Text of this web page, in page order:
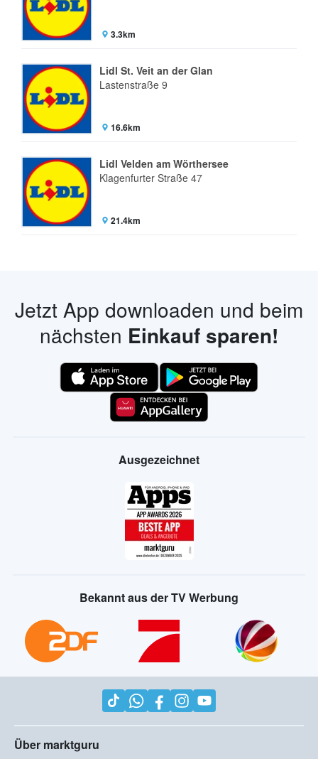
3.3km
Lidl St. Veit an der Glan
Lastenstraße 9
16.6km
Lidl Velden am Wörthersee
Klagenfurter Straße 47
21.4km
Jetzt App downloaden und beim
nächsten Einkauf sparen!
Ausgezeichnet
Bekannt aus der TV Werbung
Über marktguru